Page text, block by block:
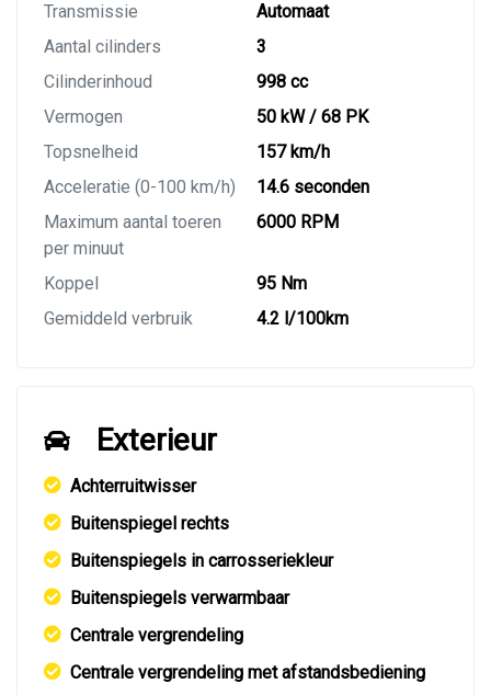
Transmissie
Automaat
Aantal cilinders
3
Cilinderinhoud
998 cc
Vermogen
50 kW / 68 PK
Topsnelheid
157 km/h
Acceleratie (0-100 km/h)
14.6 seconden
Maximum aantal toeren
per minuut
6000 RPM
Koppel
95 Nm
Gemiddeld verbruik
4.2 l/100km
Exterieur
Achterruitwisser
Buitenspiegel rechts
Buitenspiegels in carrosseriekleur
Buitenspiegels verwarmbaar
Centrale vergrendeling
Centrale vergrendeling met afstandsbediening